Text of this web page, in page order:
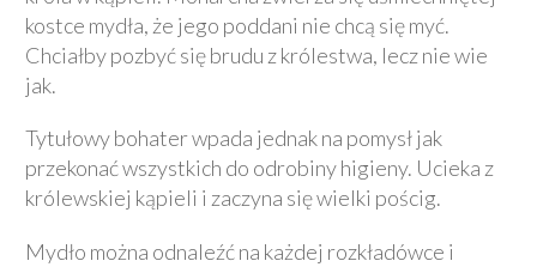
kostce mydła, że jego poddani nie chcą się myć.
Chciałby pozbyć się brudu z królestwa, lecz nie wie
jak.
Tytułowy bohater wpada jednak na pomysł jak
przekonać wszystkich do odrobiny higieny. Ucieka z
królewskiej kąpieli i zaczyna się wielki pościg.
Mydło można odnaleźć na każdej rozkładówce i